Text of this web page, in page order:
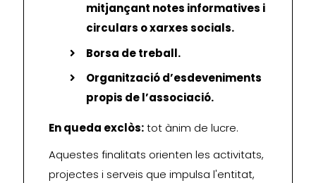
mitjançant notes informatives i
circulars o xarxes socials.
Borsa de treball.
Organització d’esdeveniments
propis de l’associació.
En queda exclòs:tot ànim de lucre.
Aquestes finalitats orienten les activitats,
projectes i serveis que impulsa l'entitat,